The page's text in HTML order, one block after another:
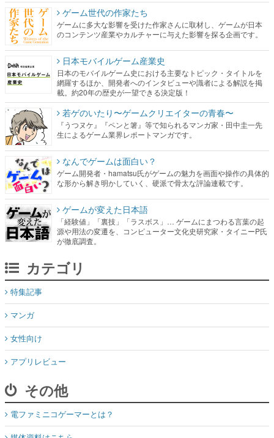
ゲーム世代の作家たち
ゲームに多大な影響を受けた作家さんに取材し、ゲームが日本
のコンテンツ産業やカルチャーに与えた影響を探る企画です。
日本モバイルゲーム産業史
日本のモバイルゲーム史における主要なトピック・タイトルを
網羅するほか、開発者へのインタビューや識者による解説を掲
載。約20年の歴史が一望できる決定版！
若ゲのいたり〜ゲームクリエイターの青春〜
『うつヌケ』『ペンと箸』等で知られるマンガ家・田中圭一先
生によるゲーム業界レポートマンガです。
なんでゲームは面白い？
ゲーム開発者・hamatsu氏がゲームの魅力を画面や操作の具体的
な形から解き明かしていく、硬派で骨太な評論連載です。
ゲームが変えた日本語
「経験値」「裏技」「ラスボス」… ゲームにまつわる言葉の起
源や用法の変遷を、コンピューター文化史研究家・タイニーP氏
が徹底調査。
カテゴリ
特集記事
マンガ
女性向け
アプリレビュー
その他
電ファミニコゲーマーとは？